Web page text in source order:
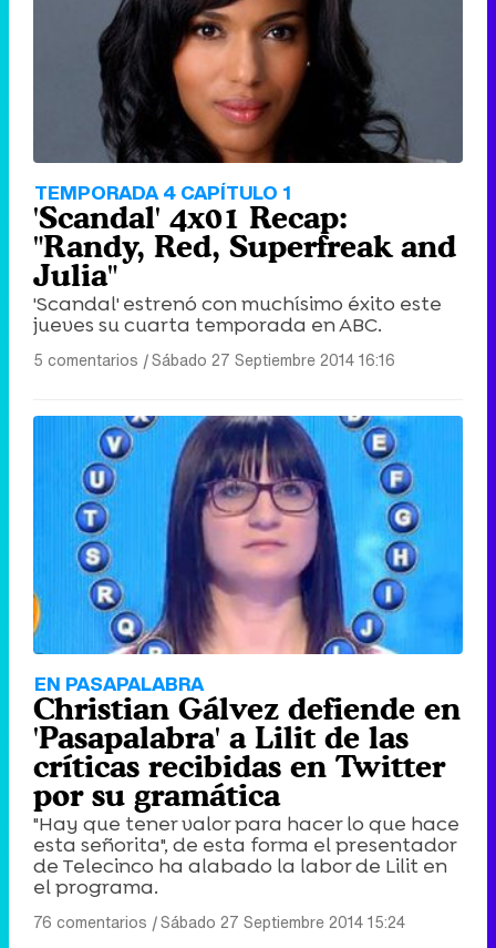
TEMPORADA 4 CAPÍTULO 1
'Scandal' 4x01 Recap:
"Randy, Red, Superfreak and
Julia"
'Scandal' estrenó con muchísimo éxito este
jueves su cuarta temporada en ABC.
5 comentarios |Sábado 27 Septiembre 2014 16:16
EN PASAPALABRA
Christian Gálvez defiende en
'Pasapalabra' a Lilit de las
críticas recibidas en Twitter
por su gramática
"Hay que tener valor para hacer lo que hace
esta señorita", de esta forma el presentador
de Telecinco ha alabado la labor de Lilit en
el programa.
76 comentarios |Sábado 27 Septiembre 2014 15:24